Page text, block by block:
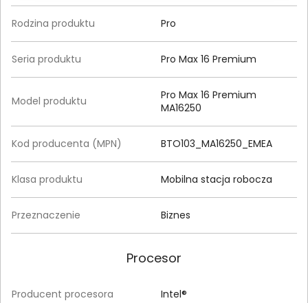
Rodzina produktu Pro
Seria produktu Pro Max 16 Premium
Model produktu
Pro Max 16 Premium
MA16250
Kod producenta (MPN) BTO103_MA16250_EMEA
Klasa produktu Mobilna stacja robocza
Przeznaczenie Biznes
Procesor
Producent procesora Intel®